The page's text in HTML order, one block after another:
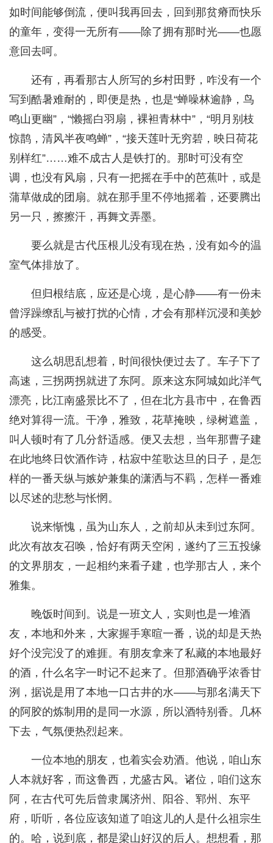
如时间能够倒流，便叫我再回去，回到那贫瘠而快乐
的童年，变得一无所有——除了拥有那时光——也愿
意回去呵。
还有，再看那古人所写的乡村田野，咋没有一个
写到酷暑难耐的，即便是热，也是“蝉噪林逾静，鸟
鸣山更幽”，“懒摇白羽扇，裸袒青林中”，“明月别枝
惊鹊，清风半夜鸣蝉”，“接天莲叶无穷碧，映日荷花
别样红”……难不成古人是铁打的。那时可没有空
调，也没有风扇，只有一把摇在手中的芭蕉叶，或是
蒲草做成的团扇。就在那手里不停地摇着，还要腾出
另一只，擦擦汗，再舞文弄墨。
要么就是古代压根儿没有现在热，没有如今的温
室气体排放了。
但归根结底，应还是心境，是心静——有一份未
曾浮躁缭乱与被打扰的心情，才会有那样沉浸和美妙
的感受。
这么胡思乱想着，时间很快便过去了。车子下了
高速，三拐两拐就进了东阿。原来这东阿城如此洋气
漂亮，比江南盛景比不了，但在北方县市中，在鲁西
绝对算得一流。干净，雅致，花草掩映，绿树遮盖，
叫人顿时有了几分舒适感。便又去想，当年那曹子建
在此地终日饮酒作诗，枯寂中笙歌达旦的日子，是怎
样的一番天纵与嫉妒兼集的潇洒与不羁，怎样一番难
以尽述的悲愁与怅惘。
说来惭愧，虽为山东人，之前却从未到过东阿。
此次有故友召唤，恰好有两天空闲，遂约了三五投缘
的文界朋友，一起相约来看子建，也学那古人，来个
雅集。
晚饭时间到。说是一班文人，实则也是一堆酒
友，本地和外来，大家握手寒暄一番，说的却是天热
好个没完没了的难捱。有朋友拿来了私藏的本地最好
的酒，什么名字一时记不起来了。但那酒确乎浓香甘
洌，据说是用了本地一口古井的水——与那名满天下
的阿胶的炼制用的是同一水源，所以酒特别香。几杯
下去，气氛便热烈起来。
一位本地的朋友，也着实会劝酒。他说，咱山东
人本就好客，而这鲁西，尤盛古风。诸位，咱们这东
阿，在古代可先后曾隶属济州、阳谷、郓州、东平
府，听听，各位应该知道了咱这儿的人是什么祖宗生
的。哈，说到底，都是梁山好汉的后人。想想看，那